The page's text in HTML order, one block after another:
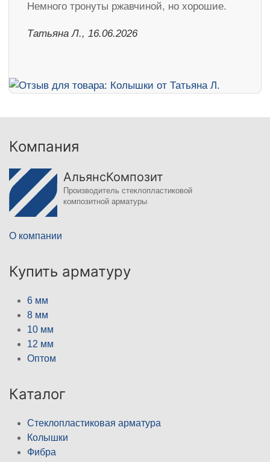
Немного тронуты ржавчиной, но хорошие.
Татьяна Л., 16.06.2026
Компания
АльянсКомпозит
Производитель стеклопластиковой
композитной арматуры
О компании
Купить арматуру
6 мм
8 мм
10 мм
12 мм
Оптом
Каталог
Стеклопластиковая арматура
Колышки
Фибра